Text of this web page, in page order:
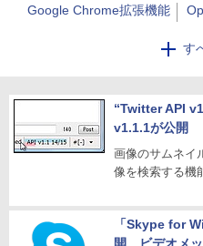
す
Google Chrome拡張機能
その
“Twitter API
v1.1.1が公開
画像のサムネイ
像を検索する機
「Skype for